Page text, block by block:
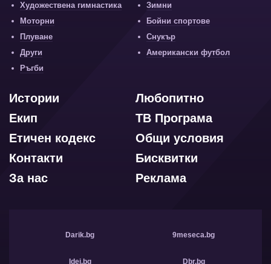
Художествена гимнастика
Зимни
Моторни
Бойни спортове
Плуване
Снукър
Други
Американски футбол
Ръгби
Любопитно
Истории
ТВ Програма
Екип
Общи условия
Етичен кодекс
Бисквитки
Контакти
Реклама
За нас
Darik.bg 9meseca.bg
Idei.bg Dbr.bg